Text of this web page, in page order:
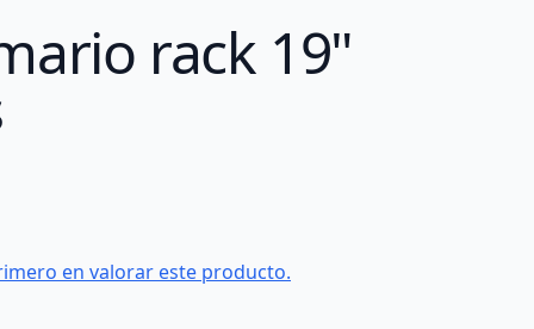
rack 19"
en valorar este producto.